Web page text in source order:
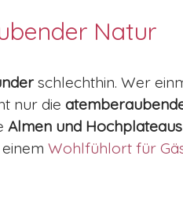
Natur
schlechthin. Wer
nur die
Almen und Hochplateaus
Wohlfühlort für